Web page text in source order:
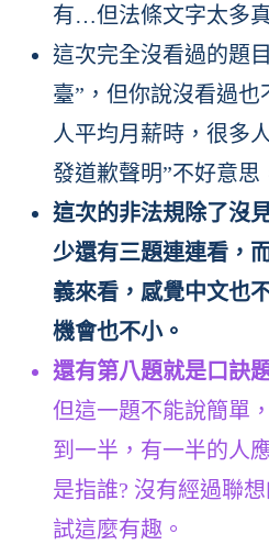
有…但法條文字太多
這次完全沒看過的題
臺”，但你說沒看過也
人平均月薪時，很多
發道歉聲明”不好意思
這次的非法規除了沒
少還有三題連連看，
義來看，感覺中文也
機會也不小。
還有第八題就是口訣
但這一題不能說簡單
到一半，有一半的人
是指誰? 沒有經過聯
試這麼有趣。